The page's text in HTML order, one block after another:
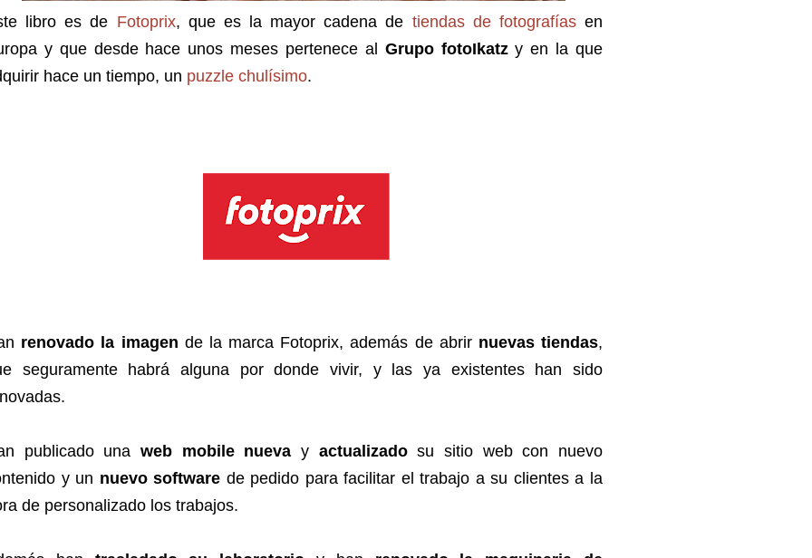
libro es de Fotoprix, que es la mayor cadena de tiendas de fotografíasen
y que desde hace unos meses pertenece al Grupo fotoIkatzy en la que
hace un tiempo, un puzzle chulísimo.
renovado la imagen de la marca Fotoprix, además de abrir nuevas tiendas,
seguramente habrá alguna por donde vivir, y las ya existentes han sido
publicado una web mobile nueva y actualizadosu sitio web con nuevo
y un nuevo software de pedido para facilitar el trabajo a su clientes a la
de personalizado los trabajos.